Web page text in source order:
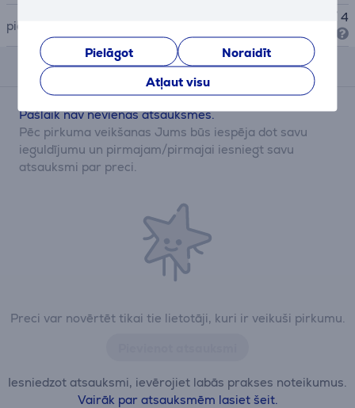
Pielāgot
Noraidīt
Atļaut visu
piemērots pulkstenim
Apple Watch (38 / 40 / 41 / 4
2mm)
Atsauksmes
Preci var novērtēt tikai tie lietotāji, kuri ir veikuši pirkumu.
Iesniedzot atsauksmi, ievērojiet labās prakses noteikumus.
Vairāk par atsauksmēm lasiet šeit.
Pašlaik nav nevienas atsauksmes.
Pēc pirkuma veikšanas Jums būs iespēja dot savu
ieguldījumu un pirmajam/pirmajai iesniegt savu
atsauksmi par preci.